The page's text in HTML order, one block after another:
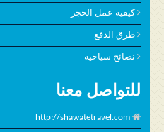
كيفية عمل الحجز
طرق الدفع
نصائح سياحيه
للتواصل معنا
http://shawatetravel.com